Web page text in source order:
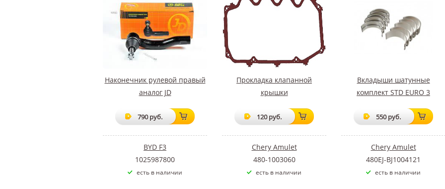
Наконечник рулевой правый
аналог JD
790 руб.
BYD F3
1025987800
есть в наличии
Прокладка клапанной
крышки
120 руб.
Chery Amulet
480-1003060
есть в наличии
Вкладыши шатунные
комплект STD EURO 3
550 руб.
Chery Amulet
480EJ-BJ1004121
есть в наличии